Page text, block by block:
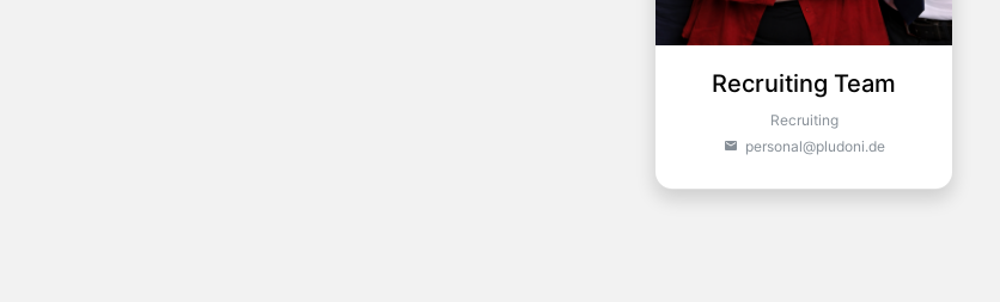
Recruiting Team
Recruiting
personal@pludoni.de